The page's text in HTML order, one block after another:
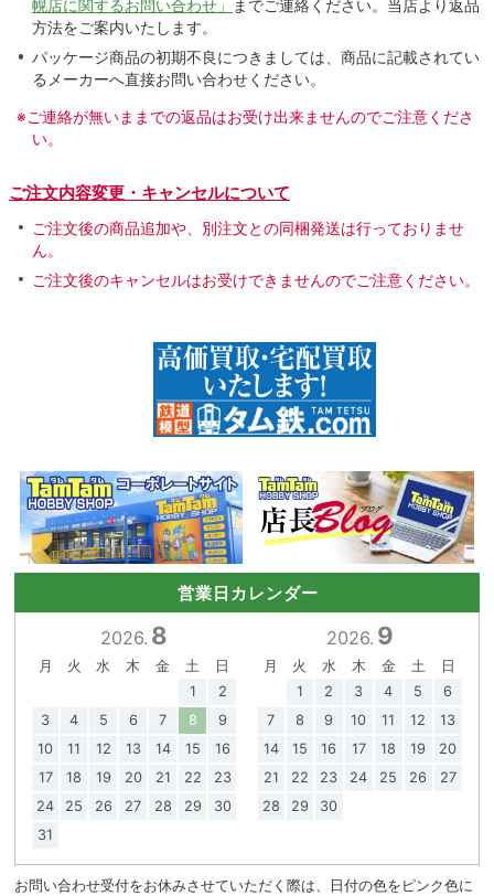
幌店に関するお問い合わせ」
までご連絡ください。当店より返品
方法をご案内いたします。
パッケージ商品の初期不良につきましては、商品に記載されてい
るメーカーへ直接お問い合わせください。
※ご連絡が無いままでの返品はお受け出来ませんのでご注意くださ
い。
ご注文内容変更・キャンセルについて
ご注文後の商品追加や、別注文との同梱発送は行っておりませ
ん。
ご注文後のキャンセルはお受けできませんのでご注意ください。
営業日カレンダー
2026. 8
月 火 水 木 金 土
日
1
2
3
4 5 6 7 8
9
10
11 12 13 14 15
16
17
18 19 20 21 22
23
24
25 26 27 28 29
30
31
2026. 9
月 火 水 木 金 土
日
1
2 3 4 5
6
7
8 9 10 11 12
13
14
15 16 17 18 19
20
21
22 23 24 25 26
27
28
29 30
お問い合わせ受付をお休みさせていただく際は、日付の色をピンク色に